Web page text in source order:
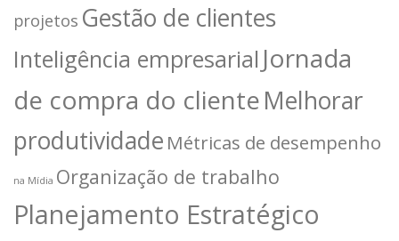
projetos Gestão de clientes
Inteligência empresarial Jornada
de compra do clienteMelhorar
produtividade Métricas de desempenho
na Mídia Organização de trabalho
Planejamento Estratégico